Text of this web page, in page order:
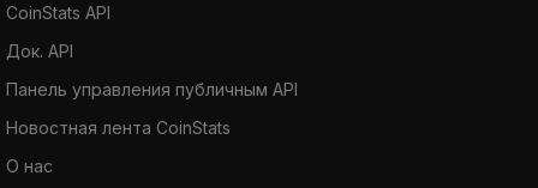
CoinStats API
Док. API
Панель управления публичным API
Новостная лента CoinStats
О нас